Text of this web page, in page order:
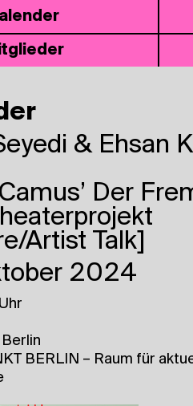
& Ehsan
Der
Artist Talk]
2024
BERLIN – Raum für